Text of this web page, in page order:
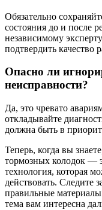
Обязательно
состояния до и после
независимому
подтвердить качество
Опасно ли
неисправности?
Да, это чревато
откладывайте
должна быть в
Теперь, когда вы
тормозных колодок —
технология, которая
действовать. Следите
правильные
тема вам интересна